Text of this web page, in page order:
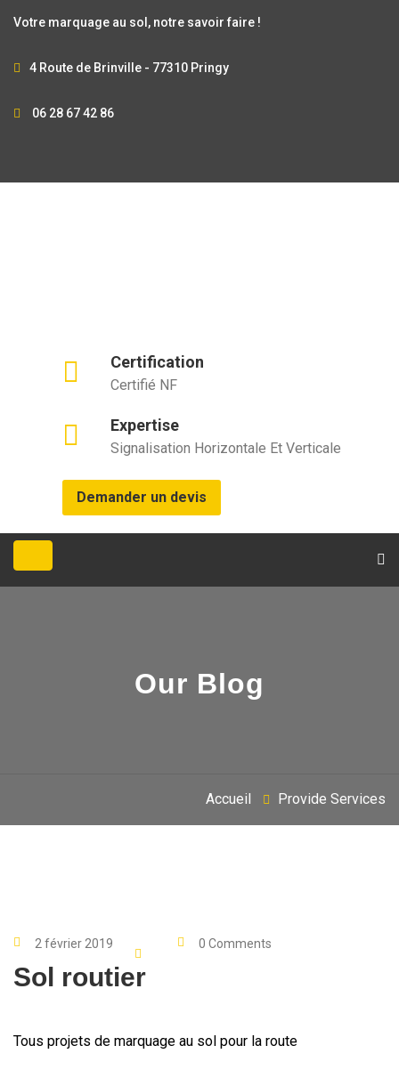
Votre marquage au sol, notre savoir faire !
4 Route de Brinville - 77310 Pringy
06 28 67 42 86
Certification
Certifié NF
Expertise
Signalisation Horizontale Et Verticale
Demander un devis
Our Blog
Accueil Provide Services
2 février 2019 0 Comments
Sol routier
Tous projets de marquage au sol pour la route